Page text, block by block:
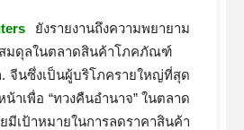
ยังรายงานถึงความพยายาม
มดุลในตลาดสินค้าโภคภัณฑ์
. จีนซึ่งเป็นผู้บริโภครายใหญ่ที่สุด
น้าเพื่อ “ทวงคืนอำนาจ” ในตลาด
เป้าหมายในการลดราคาสินค้า